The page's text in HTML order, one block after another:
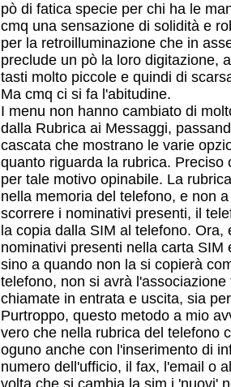
pò di fatica specie per chi ha le
cmq una sensazione di solidità e
per la retroilluminazione che in
preclude un pò la loro digitazione,
tasti molto piccole e quindi di
Ma cmq ci si fa l'abitudine.
I menu non hanno cambiato di
dalla Rubrica ai Messaggi,
cascata che mostrano le varie
quanto riguarda la rubrica.
per tale motivo opinabile. La
nella memoria del telefono, e non
scorrere i nominativi presenti, il
la copia dalla SIM al telefono.
nominativi presenti nella carta
sino a quando non la si copierà
telefono, non si avrà
chiamate in entrata e uscita, sia
Purtroppo, questo metodo a mio
vero che nella rubrica del telefono
oguno anche con l'inserimento di
numero dell'ufficio, il fax, l'email o
volta che si cambia la sim i 'nuovi'